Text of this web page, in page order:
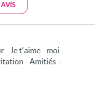
- Je t'aime - moi -
- Amitiés -